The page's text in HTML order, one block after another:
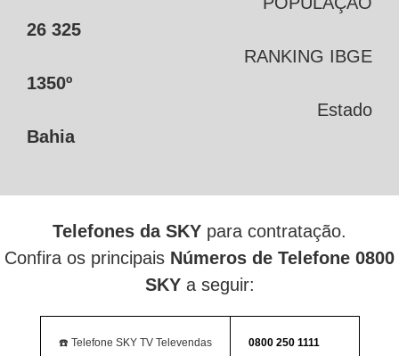
26 325
RANKING IBGE
1350º
Estado
Bahia
Telefones da SKY para contratação.
Confira os principais Números de Telefone 0800
SKYa seguir:
☎️ Telefone SKY TV Televendas 0800 250 1111